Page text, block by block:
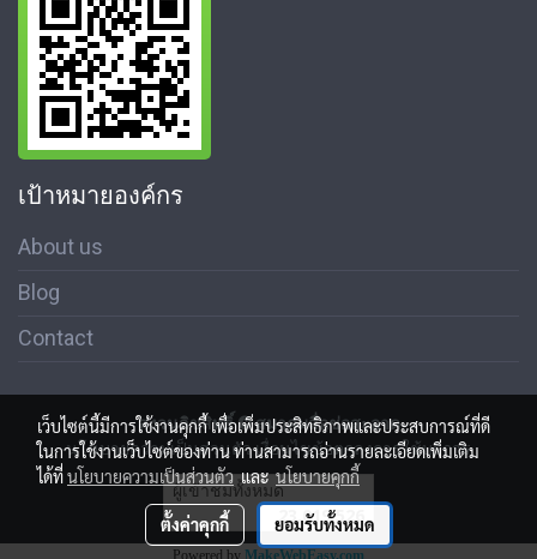
เป้าหมายองค์กร
About us
Blog
Contact
สงวนลิขสิทธิ์ © สมาคมสื่อช่อสะอาด
นโนบายความเป็นส่วนตัว เงื่อนไขข้อตกลงการใช้บริการ
ผู้เข้าชมทั้งหมด
23,019,526
Powered by MakeWebEasy.com
เว็บไซต์นี้มีการใช้งานคุกกี้ เพื่อเพิ่มประสิทธิภาพและประสบการณ์ที่ดี
ในการใช้งานเว็บไซต์ของท่าน ท่านสามารถอ่านรายละเอียดเพิ่มเติม
ได้ที่นโยบายความเป็นส่วนตัวและนโยบายคุกกี้
ตั้งค่าคุกกี้ ยอมรับทั้งหมด